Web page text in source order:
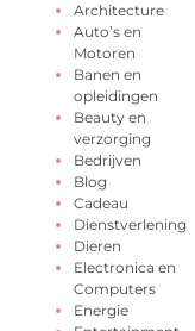
Architecture
Auto’s en
Motoren
Banen en
opleidingen
Beauty en
verzorging
Bedrijven
Blog
Cadeau
Dienstverlening
Dieren
Electronica en
Computers
Energie